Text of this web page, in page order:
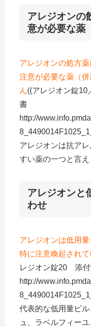
アレジオンの
意が必要な薬
アレジオンの処方
注意が必要な薬（
ん((アレジオン錠
書
http://
アレジオンは抗ア
すい薬の一つと言え
アレジオンと
わせ
アレジオンは低用
特に注意喚起され
レジオン錠20 添
http://
代表的な低用量ピ
ュ、ラベルフィー